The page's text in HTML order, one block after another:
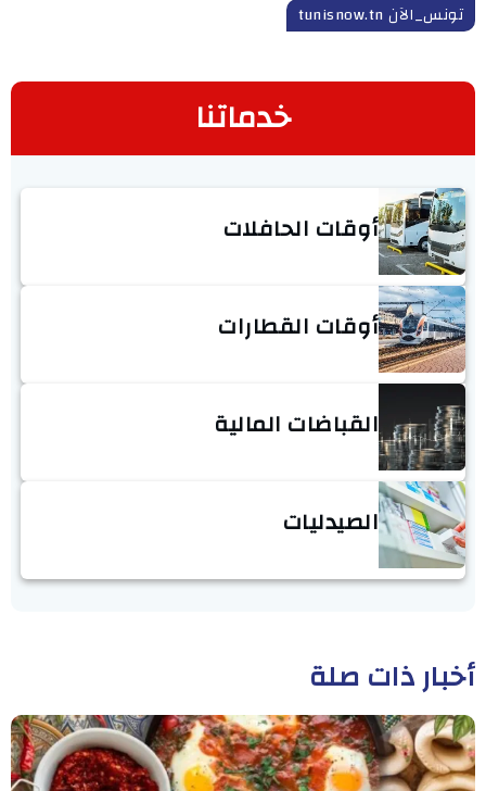
تونس_الآن tunisnow.tn
خدماتنا
أوقات الحافلات
أوقات القطارات
القباضات المالية
الصيدليات
أخبار ذات صلة